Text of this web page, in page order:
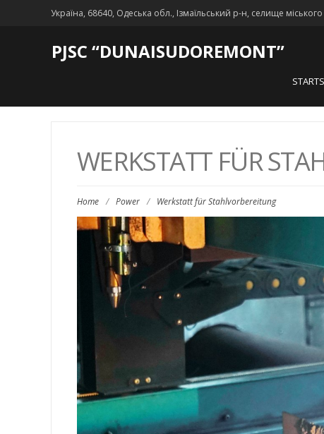
Україна, 68640, Одеська обл., Ізмаїльський р-н, селище
PJSC “DUNAISUDOREMONT”
WERKSTATT FÜR
Home / Power / Werkstatt für Stahlvorbereitung